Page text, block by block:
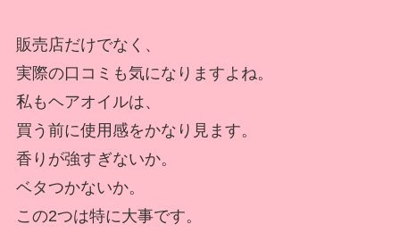
販売店だけでなく、
実際の口コミも気になりますよね。
私もヘアオイルは、
買う前に使用感をかなり見ます。
香りが強すぎないか。
ベタつかないか。
この2つは特に大事です。